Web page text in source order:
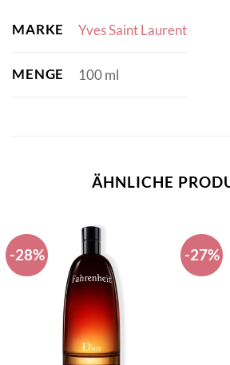
MARKE Yves Saint Laurent
MENGE 100 ml
ÄHNLICHE
-28% -27%